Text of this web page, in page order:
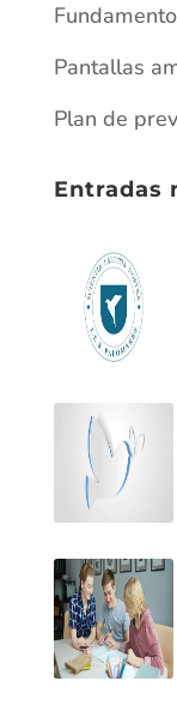
Pantallas
Plan de
Entradas